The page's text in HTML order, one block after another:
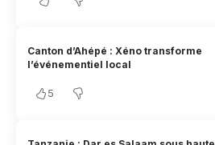
Canton d’Ahépé : Xéno transforme
l’événementiel local
5